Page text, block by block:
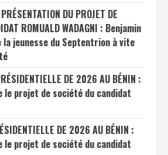
PRÉSENTATION DU PROJET DE
ROMUALD WADAGNI : Benjamin
la jeunesse du Septentrion à vite
DE 2026 AU BÉNIN :
le projet de société du candidat
DE 2026 AU BÉNIN :
le projet de société du candidat